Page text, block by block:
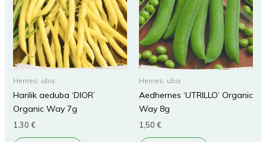
Hernes, uba
Harilik aeduba ‘DIOR’
Organic Way 7g
1,30 €
Hernes, uba
Aedhernes ‘UTRILLO’ Organic
Way 8g
1,50 €